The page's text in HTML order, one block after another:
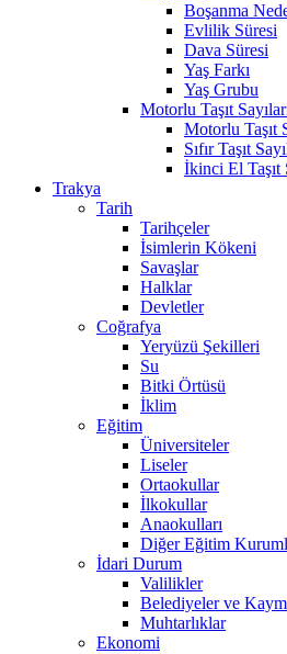
Boşanma
Evlilik Süresi
Dava Süresi
Yaş Farkı
Yaş Grubu
Motorlu Taşıt
Motorlu Taşıt
Sıfır Taşıt
İkinci El Taşıt
Trakya
Tarih
Tarihçeler
İsimlerin Kökeni
Savaşlar
Halklar
Devletler
Coğrafya
Yeryüzü Şekilleri
Su
Bitki Örtüsü
İklim
Eğitim
Üniversiteler
Liseler
Ortaokullar
İlkokullar
Anaokulları
Diğer Eğitim
İdari Durum
Valilikler
Belediyeler ve
Muhtarlıklar
Ekonomi